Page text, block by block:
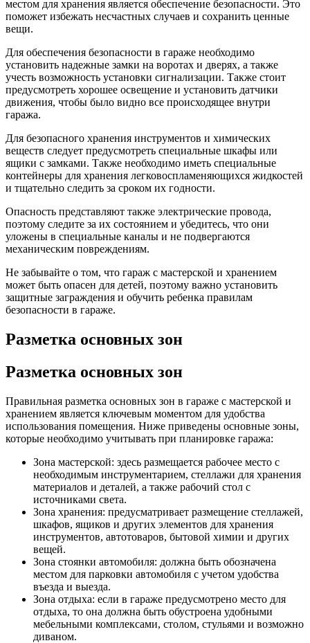
местом для хранения является обеспечение безопасности. Это
поможет избежать несчастных случаев и сохранить ценные
вещи.
Для обеспечения безопасности в гараже необходимо
установить надежные замки на воротах и дверях, а также
учесть возможность установки сигнализации. Также стоит
предусмотреть хорошее освещение и установить датчики
движения, чтобы было видно все происходящее внутри
гаража.
Для безопасного хранения инструментов и химических
веществ следует предусмотреть специальные шкафы или
ящики с замками. Также необходимо иметь специальные
контейнеры для хранения легковоспламеняющихся жидкостей
и тщательно следить за сроком их годности.
Опасность представляют также электрические провода,
поэтому следите за их состоянием и убедитесь, что они
уложены в специальные каналы и не подвергаются
механическим повреждениям.
Не забывайте о том, что гараж с мастерской и хранением
может быть опасен для детей, поэтому важно установить
защитные заграждения и обучить ребенка правилам
безопасности в гараже.
Разметка основных зон
Разметка основных зон
Правильная разметка основных зон в гараже с мастерской и
хранением является ключевым моментом для удобства
использования помещения. Ниже приведены основные зоны,
которые необходимо учитывать при планировке гаража:
Зона мастерской: здесь размещается рабочее место с
необходимым инструментарием, стеллажи для хранения
материалов и деталей, а также рабочий стол с
источниками света.
Зона хранения: предусматривает размещение стеллажей,
шкафов, ящиков и других элементов для хранения
инструментов, автотоваров, бытовой химии и других
вещей.
Зона стоянки автомобиля: должна быть обозначена
местом для парковки автомобиля с учетом удобства
въезда и выезда.
Зона отдыха: если в гараже предусмотрено место для
отдыха, то она должна быть обустроена удобными
мебельными комплексами, столом, стульями и возможно
диваном.